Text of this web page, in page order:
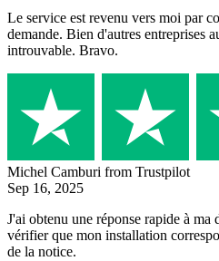
Le service est revenu vers moi par
demande. Bien d'autres entreprises
introuvable. Bravo.
Michel Camburi from Trustpilot
Sep 16, 2025
J'ai obtenu une réponse rapide à ma
vérifier que mon installation
de la notice.